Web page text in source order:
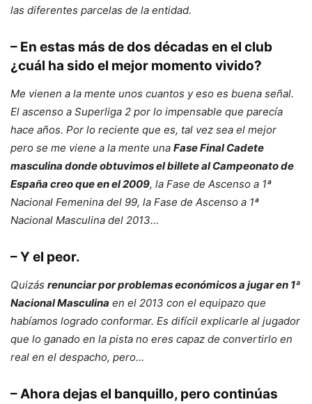
las diferentes parcelas de la entidad.
– En estas más de dos décadas en el club
¿cuál ha sido el mejor momento vivido?
Me vienen a la mente unos cuantos y eso es buena señal.
El ascenso a Superliga 2 por lo impensable que parecía
hace años. Por lo reciente que es, tal vez sea el mejor
pero se me viene a la mente una Fase Final Cadete
masculina donde obtuvimos el billete al Campeonato de
España creo que en el 2009, la Fase de Ascenso a 1ª
Nacional Femenina del 99, la Fase de Ascenso a 1ª
Nacional Masculina del 2013…
– Y el peor.
Quizás renunciar por problemas económicos a jugar en 1ª
Nacional Masculina en el 2013 con el equipazo que
habíamos logrado conformar. Es difícil explicarle al jugador
que lo ganado en la pista no eres capaz de convertirlo en
real en el despacho, pero…
– Ahora dejas el banquillo, pero continúas